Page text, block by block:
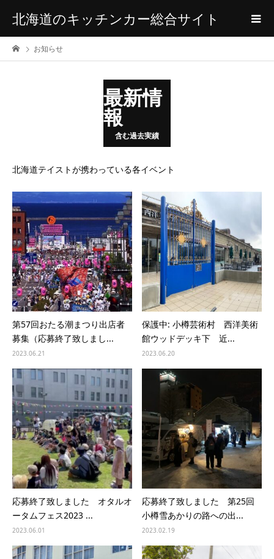
北海道のキッチンカー総合サイト
お知らせ
最新情
報
含む過去実績
北海道テイストが携わっている各イベント
第57回おたる潮まつり出店者
募集（応募終了致しまし...
2023.06.21
保護中: 小樽芸術村 西洋美術
館ウッドデッキ下 近...
2023.06.20
応募終了致しました オタルオ
ータムフェス2023 ...
2023.06.01
応募終了致しました 第25回
小樽雪あかりの路への出...
2023.02.19